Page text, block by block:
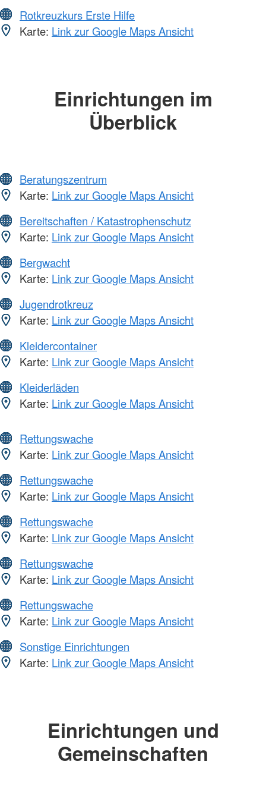
Rotkreuzkurs Erste Hilfe
Karte: Link zur Google Maps Ansicht
Einrichtungen im
Überblick
Beratungszentrum
Karte: Link zur Google Maps Ansicht
Bereitschaften / Katastrophenschutz
Karte: Link zur Google Maps Ansicht
Bergwacht
Karte: Link zur Google Maps Ansicht
Jugendrotkreuz
Karte: Link zur Google Maps Ansicht
Kleidercontainer
Karte: Link zur Google Maps Ansicht
Kleiderläden
Karte: Link zur Google Maps Ansicht
Rettungswache
Karte: Link zur Google Maps Ansicht
Rettungswache
Karte: Link zur Google Maps Ansicht
Rettungswache
Karte: Link zur Google Maps Ansicht
Rettungswache
Karte: Link zur Google Maps Ansicht
Rettungswache
Karte: Link zur Google Maps Ansicht
Sonstige Einrichtungen
Karte: Link zur Google Maps Ansicht
Einrichtungen und
Gemeinschaften